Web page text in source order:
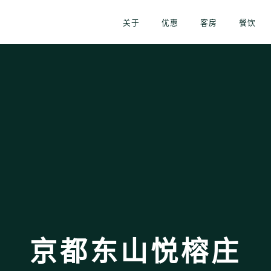
关于 优惠 客房 餐饮
京都东山悦榕庄